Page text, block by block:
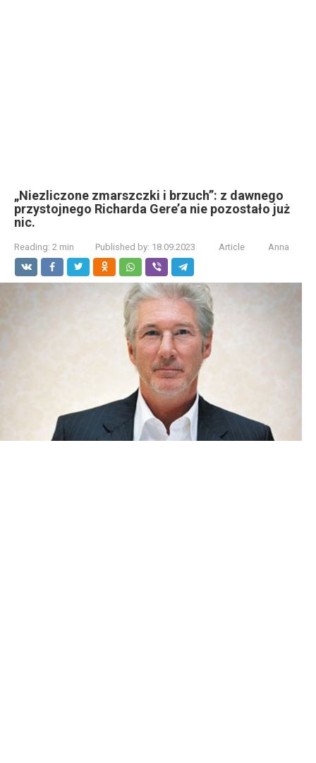
„Niezliczone zmarszczki i brzuch”: z dawnego
przystojnego Richarda Gere’a nie pozostało już
nic.
Reading: 2 min Published by: 18.09.2023 Article Anna